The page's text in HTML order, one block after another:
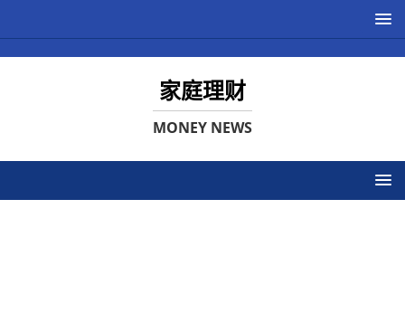
家庭理财
MONEY NEWS